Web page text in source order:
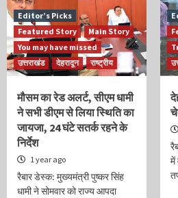
Editor’s Picks
Featured Story
Main Story
You may have missed
उत्तराखंड
देहरादून राष्ट्रीय
मौसम का रेड अलर्ट, सीएम धामी
ने सभी डीएम से लिया स्थिति का
जायजा, 24 घंटे सतर्क रहने के
निर्देश
1 year ago
रैबार डेस्क: मुख्यमंत्री पुष्कर सिंह
धामी ने सोमवार को राज्य आपदा
में